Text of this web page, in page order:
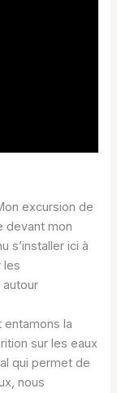
excursion de
devant mon
s’installer ici à
les
autour
la
sur les eaux
qui permet de
nous